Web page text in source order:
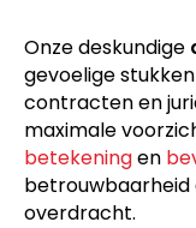
Onze deskundige
gevoelige
contracten en
maximale
betekeningen
betrouwbaarheid
overdracht.